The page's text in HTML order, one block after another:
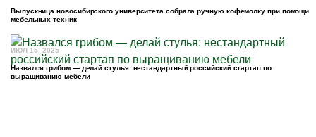
Выпускница новосибирского университета собрала ручную кофемолку при помощи
мебельных техник
ИЮЛ 15, 2025
Назвался грибом — делай стулья: нестандартный российский стартап по
выращиванию мебели